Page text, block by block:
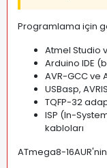
Programlama için
Atmel Studio
Arduino IDE
AVR-GCC ve
USBasp,
TQFP-32
ISP (In-
kabloları
ATmega8-